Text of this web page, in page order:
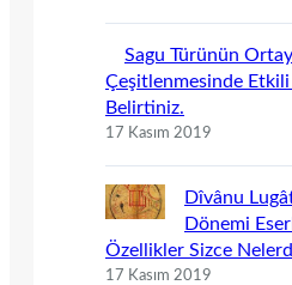
Sagu Türünün
Çeşitlenmesinde
Belirtiniz.
17 Kasım 2019
Dîvânu
Dönemi
Özellikler Sizce
17 Kasım 2019